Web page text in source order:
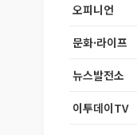
오피니언
문화·라이프
뉴스발전소
이투데이TV